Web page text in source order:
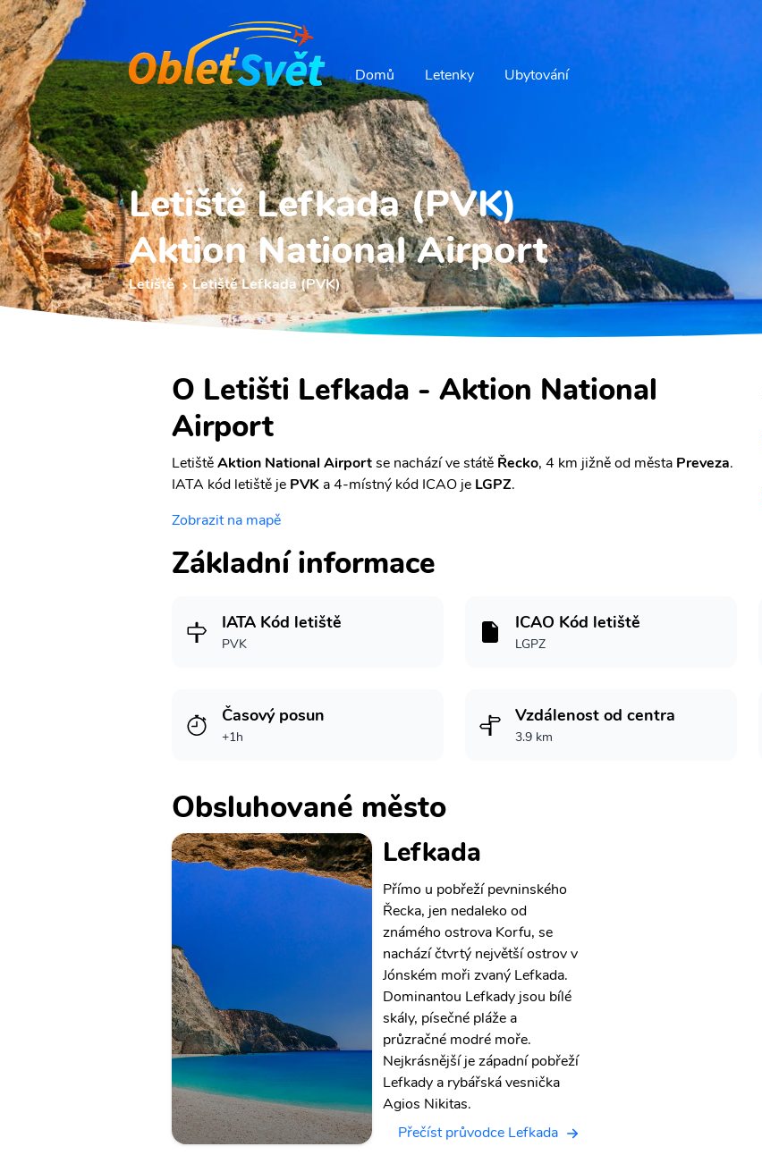
Domů Letenky Ubytování
Letiště Lefkada (PVK)
Aktion National Airport
Letiště Letiště Lefkada (PVK)
O Letišti Lefkada - Aktion National
Airport
LetištěAktion National Airportse nachází ve státě Řecko, 4 km jižně od města Preveza.
IATA kód letiště je PVK a 4-místný kód ICAO je LGPZ.
Zobrazit na mapě
Základní informace
IATA Kód letiště
PVK
ICAO Kód letiště
LGPZ
Časový posun
+1h
Vzdálenost od centra
3.9 km
Obsluhované město
Lefkada
Přímo u pobřeží pevninského
Řecka, jen nedaleko od
známého ostrova Korfu, se
nachází čtvrtý největší ostrov v
Jónském moři zvaný Lefkada.
Dominantou Lefkady jsou bílé
skály, písečné pláže a
průzračné modré moře.
Nejkrásnější je západní pobřeží
Lefkady a rybářská vesnička
Agios Nikitas.
Přečíst průvodce Lefkada